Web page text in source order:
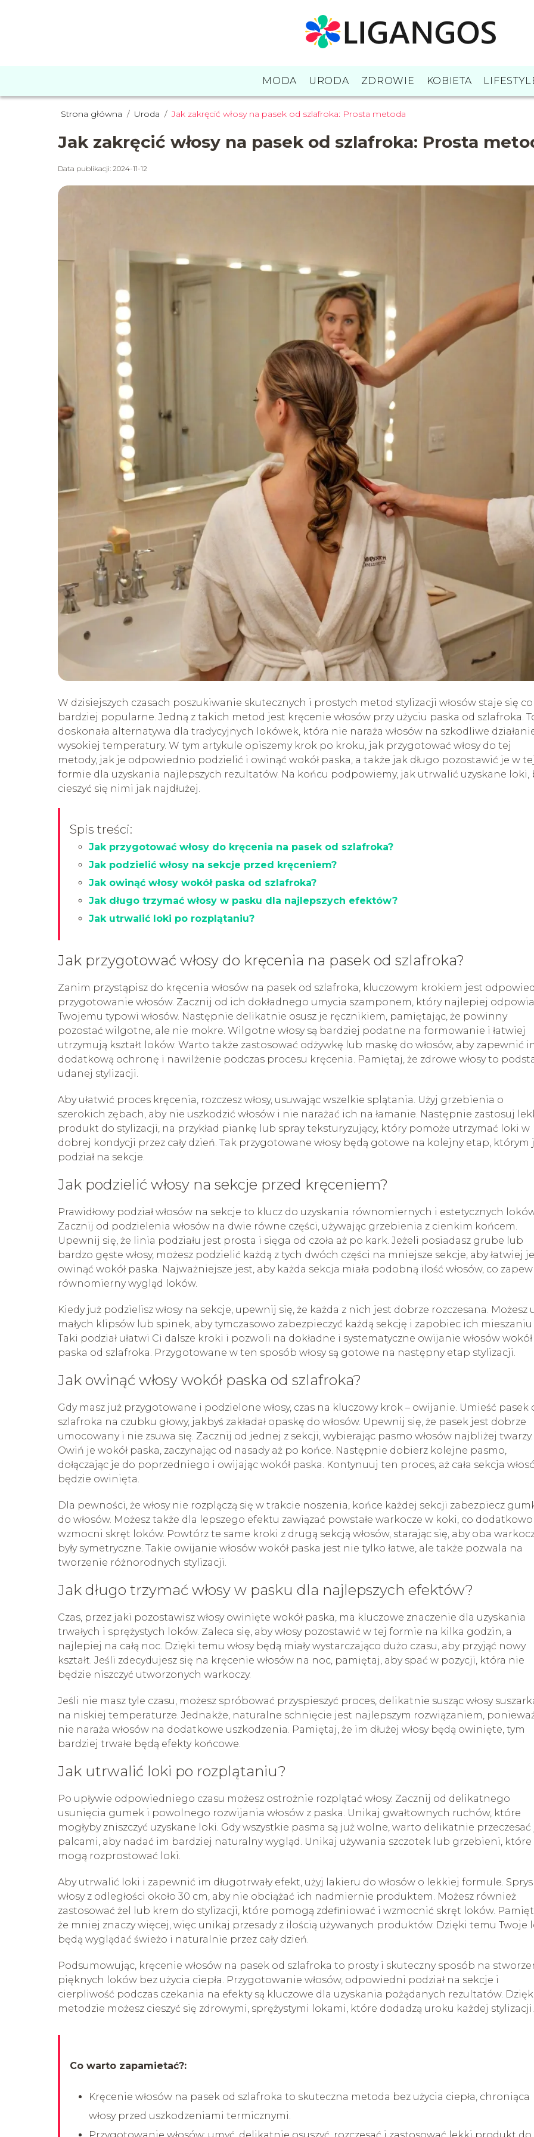
MODA URODA ZDROWIE KOBIETA
Strona główna / Uroda /Jak zakręcić włosy na pasek od szlafroka: Prosta metoda
Jak zakręcić włosy na pasek od szlafroka: Prosta
Data publikacji: 2024-11-12
W dzisiejszych czasach poszukiwanie skutecznych i prostych metod stylizacji włosów staje się
bardziej popularne. Jedną z takich metod jest kręcenie włosów przy użyciu paska od szlafroka.
doskonała alternatywa dla tradycyjnych lokówek, która nie naraża włosów na szkodliwe
wysokiej temperatury. W tym artykule opiszemy krok po kroku, jak przygotować włosy do tej
metody, jak je odpowiednio podzielić i owinąć wokół paska, a także jak długo pozostawić je w tej
formie dla uzyskania najlepszych rezultatów. Na końcu podpowiemy, jak utrwalić uzyskane loki,
cieszyć się nimi jak najdłużej.
Spis treści:
Jak przygotować włosy do kręcenia na pasek od szlafroka?
Jak podzielić włosy na sekcje przed kręceniem?
Jak owinąć włosy wokół paska od szlafroka?
Jak długo trzymać włosy w pasku dla najlepszych efektów?
Jak utrwalić loki po rozplątaniu?
Jak przygotować włosy do kręcenia na pasek od szlafroka?
Zanim przystąpisz do kręcenia włosów na pasek od szlafroka, kluczowym krokiem jest
przygotowanie włosów. Zacznij od ich dokładnego umycia szamponem, który najlepiej
Twojemu typowi włosów. Następnie delikatnie osusz je ręcznikiem, pamiętając, że powinny
pozostać wilgotne, ale nie mokre. Wilgotne włosy są bardziej podatne na formowanie i łatwiej
utrzymują kształt loków. Warto także zastosować odżywkę lub maskę do włosów, aby zapewnić
dodatkową ochronę i nawilżenie podczas procesu kręcenia. Pamiętaj, że zdrowe włosy to
udanej stylizacji.
Aby ułatwić proces kręcenia, rozczesz włosy, usuwając wszelkie splątania. Użyj grzebienia o
szerokich zębach, aby nie uszkodzić włosów i nie narażać ich na łamanie. Następnie zastosuj
produkt do stylizacji, na przykład piankę lub spray teksturyzujący, który pomoże utrzymać loki w
dobrej kondycji przez cały dzień. Tak przygotowane włosy będą gotowe na kolejny etap, którym
podział na sekcje.
Jak podzielić włosy na sekcje przed kręceniem?
Prawidłowy podział włosów na sekcje to klucz do uzyskania równomiernych i estetycznych
Zacznij od podzielenia włosów na dwie równe części, używając grzebienia z cienkim końcem.
Upewnij się, że linia podziału jest prosta i sięga od czoła aż po kark. Jeżeli posiadasz grube lub
bardzo gęste włosy, możesz podzielić każdą z tych dwóch części na mniejsze sekcje, aby łatwiej je
owinąć wokół paska. Najważniejsze jest, aby każda sekcja miała podobną ilość włosów, co
równomierny wygląd loków.
Kiedy już podzielisz włosy na sekcje, upewnij się, że każda z nich jest dobrze rozczesana. Możesz
małych klipsów lub spinek, aby tymczasowo zabezpieczyć każdą sekcję i zapobiec ich mieszaniu
Taki podział ułatwi Ci dalsze kroki i pozwoli na dokładne i systematyczne owijanie włosów wokół
paska od szlafroka. Przygotowane w ten sposób włosy są gotowe na następny etap stylizacji.
Jak owinąć włosy wokół paska od szlafroka?
Gdy masz już przygotowane i podzielone włosy, czas na kluczowy krok – owijanie. Umieść pasek
szlafroka na czubku głowy, jakbyś zakładał opaskę do włosów. Upewnij się, że pasek jest dobrze
umocowany i nie zsuwa się. Zacznij od jednej z sekcji, wybierając pasmo włosów najbliżej twarzy.
Owiń je wokół paska, zaczynając od nasady aż po końce. Następnie dobierz kolejne pasmo,
dołączając je do poprzedniego i owijając wokół paska. Kontynuuj ten proces, aż cała sekcja
będzie owinięta.
Dla pewności, że włosy nie rozplączą się w trakcie noszenia, końce każdej sekcji zabezpiecz
do włosów. Możesz także dla lepszego efektu zawiązać powstałe warkocze w koki, co dodatkowo
wzmocni skręt loków. Powtórz te same kroki z drugą sekcją włosów, starając się, aby oba
były symetryczne. Takie owijanie włosów wokół paska jest nie tylko łatwe, ale także pozwala na
tworzenie różnorodnych stylizacji.
Jak długo trzymać włosy w pasku dla najlepszych efektów?
Czas, przez jaki pozostawisz włosy owinięte wokół paska, ma kluczowe znaczenie dla uzyskania
trwałych i sprężystych loków. Zaleca się, aby włosy pozostawić w tej formie na kilka godzin, a
najlepiej na całą noc. Dzięki temu włosy będą miały wystarczająco dużo czasu, aby przyjąć nowy
kształt. Jeśli zdecydujesz się na kręcenie włosów na noc, pamiętaj, aby spać w pozycji, która nie
będzie niszczyć utworzonych warkoczy.
Jeśli nie masz tyle czasu, możesz spróbować przyspieszyć proces, delikatnie susząc włosy
na niskiej temperaturze. Jednakże, naturalne schnięcie jest najlepszym rozwiązaniem,
nie naraża włosów na dodatkowe uszkodzenia. Pamiętaj, że im dłużej włosy będą owinięte, tym
bardziej trwałe będą efekty końcowe.
Jak utrwalić loki po rozplątaniu?
Po upływie odpowiedniego czasu możesz ostrożnie rozplątać włosy. Zacznij od delikatnego
usunięcia gumek i powolnego rozwijania włosów z paska. Unikaj gwałtownych ruchów, które
mogłyby zniszczyć uzyskane loki. Gdy wszystkie pasma są już wolne, warto delikatnie przeczesać
palcami, aby nadać im bardziej naturalny wygląd. Unikaj używania szczotek lub grzebieni, które
mogą rozprostować loki.
Aby utrwalić loki i zapewnić im długotrwały efekt, użyj lakieru do włosów o lekkiej formule.
włosy z odległości około 30 cm, aby nie obciążać ich nadmiernie produktem. Możesz również
zastosować żel lub krem do stylizacji, które pomogą zdefiniować i wzmocnić skręt loków.
że mniej znaczy więcej, więc unikaj przesady z ilością używanych produktów. Dzięki temu Twoje
będą wyglądać świeżo i naturalnie przez cały dzień.
Podsumowując, kręcenie włosów na pasek od szlafroka to prosty i skuteczny sposób na
pięknych loków bez użycia ciepła. Przygotowanie włosów, odpowiedni podział na sekcje i
cierpliwość podczas czekania na efekty są kluczowe dla uzyskania pożądanych rezultatów.
metodzie możesz cieszyć się zdrowymi, sprężystymi lokami, które dodadzą uroku każdej stylizacji.
Co warto zapamietać?:
Kręcenie włosów na pasek od szlafroka to skuteczna metoda bez użycia ciepła, chroniąca
włosy przed uszkodzeniami termicznymi.
Przygotowanie włosów: umyć, delikatnie osuszyć, rozczesać i zastosować lekki produkt do